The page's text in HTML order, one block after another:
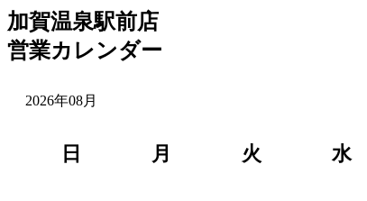
加賀温泉駅前店
営業カレンダー
2026年08月
日 月 火 水